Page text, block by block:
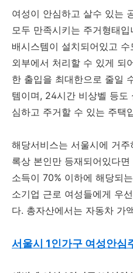
여성이 안심하고 살수 있는
모두 만족시키는 주거형태
배시스템이 설치되어있고
외부에서 처리할 수 있게 되
한 출입을 최대한으로 줄일
템이며, 24시간 비상벨 등도
심하고 주거할 수 있는 주택
해당서비스는 서울시에 거
록상 본인만 등재되어있다
소득이 70% 이하에 해당되
소기업 근로 여성들에게 우
다. 총자산에서는 자동차 가
서울시 1인가구 여성안심